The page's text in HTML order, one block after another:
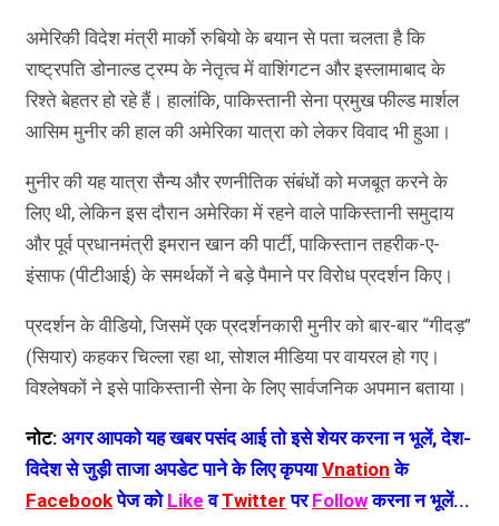
अमेरिकी विदेश मंत्री मार्को रुबियो के बयान से पता चलता है कि
राष्ट्रपति डोनाल्ड ट्रम्प के नेतृत्व में वाशिंगटन और इस्लामाबाद के
रिश्ते बेहतर हो रहे हैं। हालांकि, पाकिस्तानी सेना प्रमुख फील्ड मार्शल
आसिम मुनीर की हाल की अमेरिका यात्रा को लेकर विवाद भी हुआ।
मुनीर की यह यात्रा सैन्य और रणनीतिक संबंधों को मजबूत करने के
लिए थी, लेकिन इस दौरान अमेरिका में रहने वाले पाकिस्तानी समुदाय
और पूर्व प्रधानमंत्री इमरान खान की पार्टी, पाकिस्तान तहरीक-ए-
इंसाफ (पीटीआई) के समर्थकों ने बड़े पैमाने पर विरोध प्रदर्शन किए।
प्रदर्शन के वीडियो, जिसमें एक प्रदर्शनकारी मुनीर को बार-बार “गीदड़”
(सियार) कहकर चिल्ला रहा था, सोशल मीडिया पर वायरल हो गए।
विश्लेषकों ने इसे पाकिस्तानी सेना के लिए सार्वजनिक अपमान बताया।
नोट: अगर आपको यह खबर पसंद आई तो इसे शेयर करना न भूलें, देश-
विदेश से जुड़ी ताजा अपडेट पाने के लिए कृपयाVnation के
Facebookपेज को Like वTwitter परFollowकरना न भूलें...